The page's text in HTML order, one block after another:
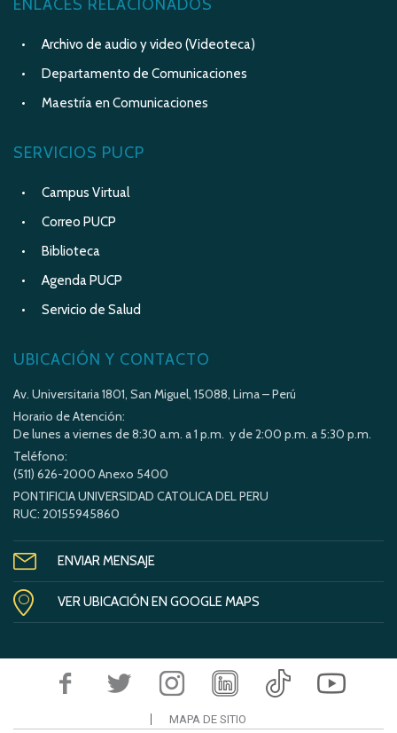
ENLACES RELACIONADOS
Archivo de audio y video (Videoteca)
Departamento de Comunicaciones
Maestría en Comunicaciones
SERVICIOS PUCP
Campus Virtual
Correo PUCP
Biblioteca
Agenda PUCP
Servicio de Salud
UBICACIÓN Y CONTACTO
Av. Universitaria 1801, San Miguel, 15088, Lima – Perú
Horario de Atención:
De lunes a viernes de 8:30 a.m. a 1 p.m. y de 2:00 p.m. a 5:30 p.m.
Teléfono:
(511) 626-2000 Anexo 5400
PONTIFICIA UNIVERSIDAD CATOLICA DEL PERU
RUC: 20155945860
ENVIAR MENSAJE
VER UBICACIÓN EN GOOGLE MAPS
MAPA DE SITIO